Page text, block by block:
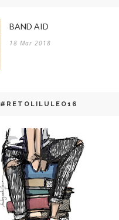
BAND AID
18 Mar 2018
#RETOLILULEO16